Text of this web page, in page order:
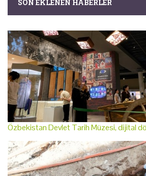
SON EKLENEN HABERLER
Özbekistan Devlet Tarih Müzesi, dijital